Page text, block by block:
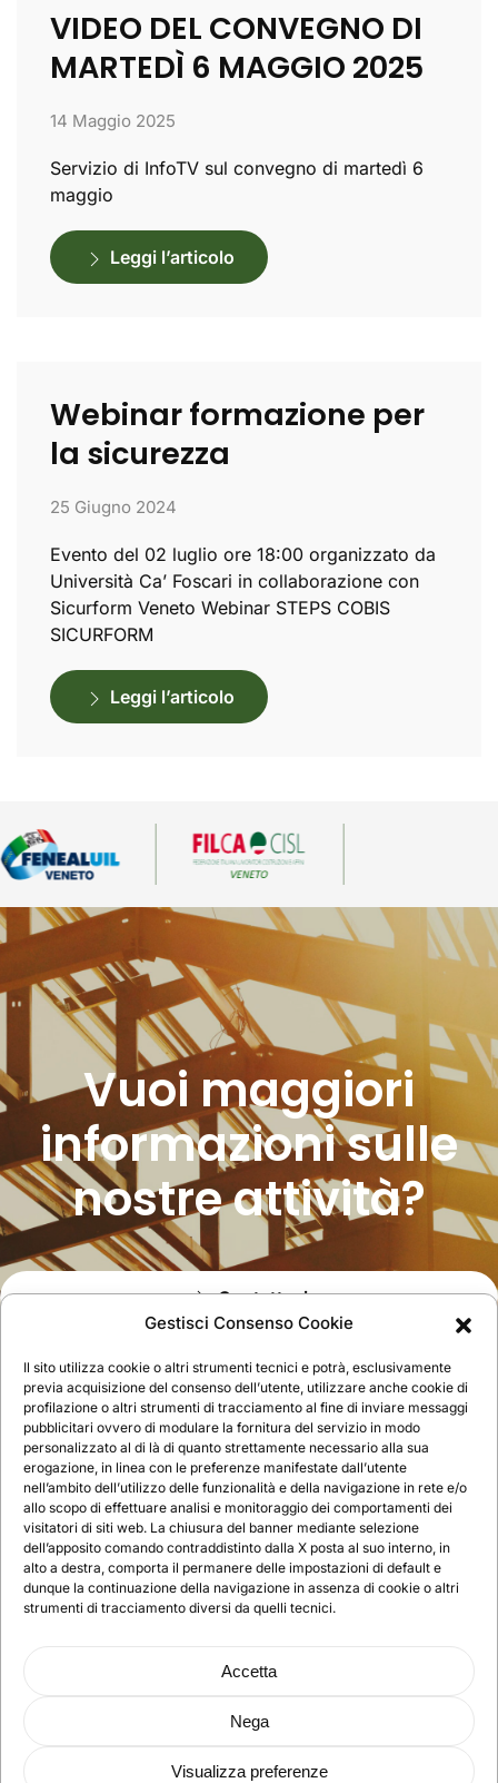
Gestisci Consenso Cookie
Il sito utilizza cookie o altri strumenti tecnici e potrà, esclusivamente
previa acquisizione del consenso dell’utente, utilizzare anche cookie di
profilazione o altri strumenti di tracciamento al fine di inviare messaggi
pubblicitari ovvero di modulare la fornitura del servizio in modo
personalizzato al di là di quanto strettamente necessario alla sua
erogazione, in linea con le preferenze manifestate dall’utente
nell’ambito dell’utilizzo delle funzionalità e della navigazione in rete e/o
allo scopo di effettuare analisi e monitoraggio dei comportamenti dei
visitatori di siti web. La chiusura del banner mediante selezione
dell’apposito comando contraddistinto dalla X posta al suo interno, in
alto a destra, comporta il permanere delle impostazioni di default e
dunque la continuazione della navigazione in assenza di cookie o altri
strumenti di tracciamento diversi da quelli tecnici.
Accetta
Nega
Visualizza preferenze
VIDEO DEL CONVEGNO DI
MARTEDÌ 6 MAGGIO 2025
14 Maggio 2025
Servizio di InfoTV sul convegno di martedì 6
maggio
Leggi l’articolo
Webinar formazione per
la sicurezza
25 Giugno 2024
Evento del 02 luglio ore 18:00 organizzato da
Università Ca’ Foscari in collaborazione con
Sicurform Veneto Webinar STEPS COBIS
SICURFORM
Leggi l’articolo
Vuoi maggiori
informazioni sulle
nostre attività?
Contattaci
FORMEDIL Artigianato e PMI VENETO | Sede
legale: Via A.Volta 38, 30175
Marghera/Venezia ITALIA | Sede operativa:
Via Della Pila, 3 30175 Marghera/Venezia (VE)
info@pec.formedilveneto.it| by
Cookie policy